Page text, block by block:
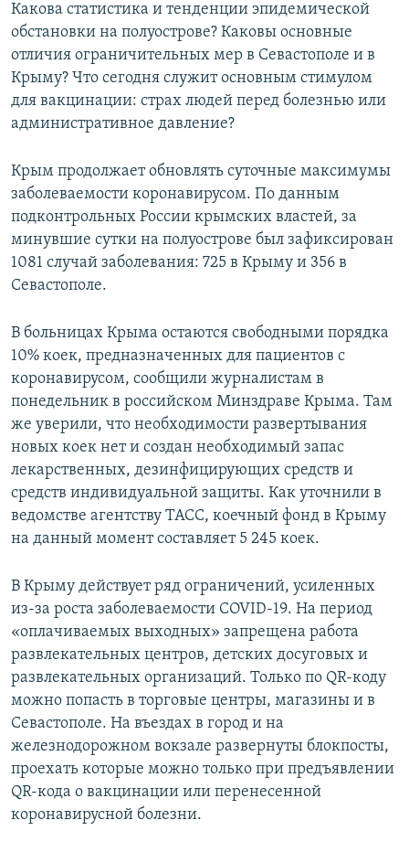
Какова статистика и тенденции эпидемической
обстановки на полуострове? Каковы основные
отличия ограничительных мер в Севастополе и в
Крыму? Что сегодня служит основным стимулом
для вакцинации: страх людей перед болезнью или
административное давление?
Крым продолжает обновлять суточные максимумы
заболеваемости коронавирусом. По данным
подконтрольных России крымских властей, за
минувшие сутки на полуострове был зафиксирован
1081 случай заболевания: 725 в Крыму и 356 в
Севастополе.
В больницах Крыма остаются свободными порядка
10% коек, предназначенных для пациентов с
коронавирусом, сообщили журналистам в
понедельник в российском Минздраве Крыма. Там
же уверили, что необходимости развертывания
новых коек нет и создан необходимый запас
лекарственных, дезинфицирующих средств и
средств индивидуальной защиты. Как уточнили в
ведомстве агентству ТАСС, коечный фонд в Крыму
на данный момент составляет 5 245 коек.
В Крыму действует ряд ограничений, усиленных
из-за роста заболеваемости COVID-19. На период
«оплачиваемых выходных» запрещена работа
развлекательных центров, детских досуговых и
развлекательных организаций. Только по QR-коду
можно попасть в торговые центры, магазины и в
Севастополе. На въездах в город и на
железнодорожном вокзале развернуты блокпосты,
проехать которые можно только при предъявлении
QR-кода о вакцинации или перенесенной
коронавирусной болезни.